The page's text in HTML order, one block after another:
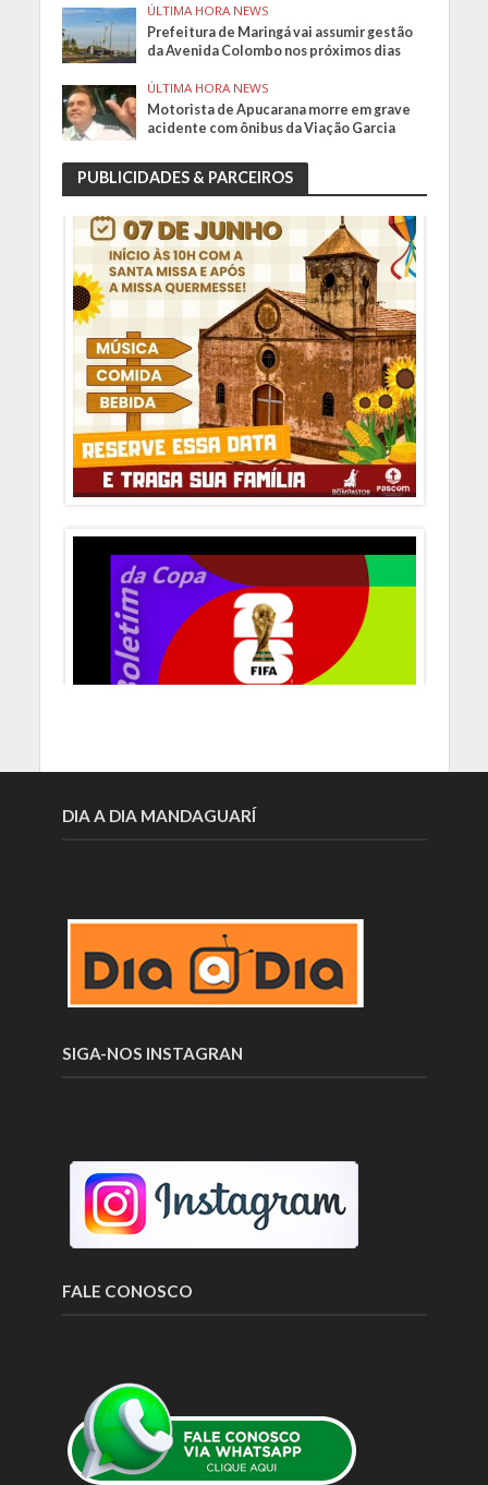
ÚLTIMA HORA NEWS
Prefeitura de Maringá vai assumir gestão
da Avenida Colombo nos próximos dias
ÚLTIMA HORA NEWS
Motorista de Apucarana morre em grave
acidente com ônibus da Viação Garcia
PUBLICIDADES & PARCEIROS
DIA A DIA MANDAGUARÍ
SIGA-NOS INSTAGRAN
FALE CONOSCO